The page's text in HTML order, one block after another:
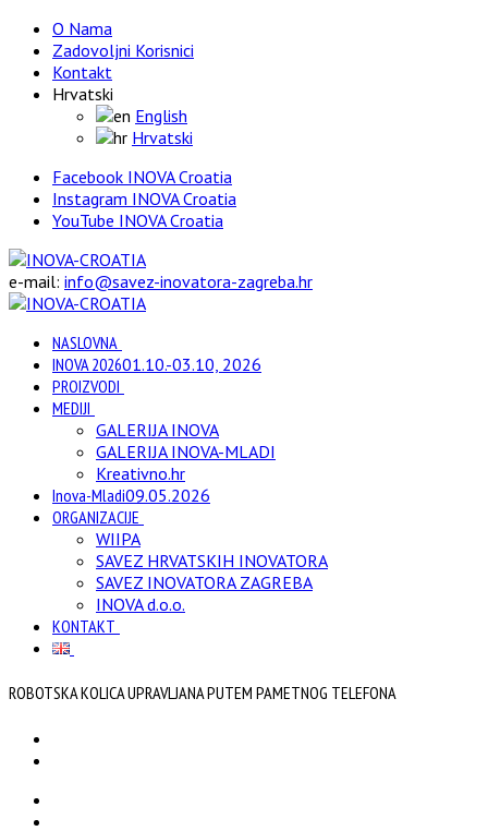
O Nama
Zadovoljni Korisnici
Kontakt
Hrvatski
English
Hrvatski
Facebook INOVA Croatia
Instagram INOVA Croatia
YouTube INOVA Croatia
e-mail: info@savez-inovatora-zagreba.hr
NASLOVNA
INOVA 202601.10.-03.10, 2026
PROIZVODI
MEDIJI
GALERIJA INOVA
GALERIJA INOVA-MLADI
Kreativno.hr
Inova-Mladi09.05.2026
ORGANIZACIJE
WIIPA
SAVEZ HRVATSKIH INOVATORA
SAVEZ INOVATORA ZAGREBA
INOVA d.o.o.
KONTAKT
ROBOTSKA KOLICA UPRAVLJANA PUTEM PAMETNOG TELEFONA